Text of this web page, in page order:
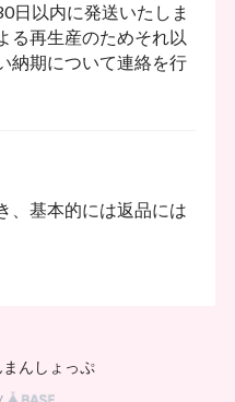
日以内に発送いたしま
る再生産のためそれ以
納期について連絡を行
、基本的には返品には
んしょっぷ